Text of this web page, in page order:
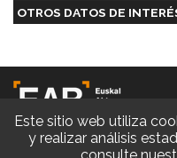
OTROS DATOS DE
Este sitio web utiliza
y realizar análisis